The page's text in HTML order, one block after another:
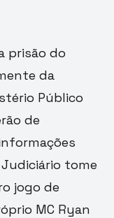
prisão do
da
Público
de
tome
jogo de
MC Ryan